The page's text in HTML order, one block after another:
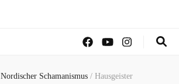
Nordischer Schamanismus / Hausgeister